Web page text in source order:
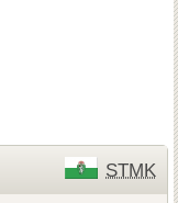
STMK